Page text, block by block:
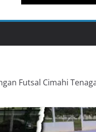
Ahli
Mini Soccer
Berpengalaman
Futsal Cimahi